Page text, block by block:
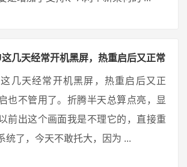
几天经常开机黑屏，热重启后又正常
几天经常开机黑屏，热重启后又正
也不管用了。折腾半天总算点亮，显
前出这个画面我是不理它的，直接重
统了，今天不敢托大，因为 ...